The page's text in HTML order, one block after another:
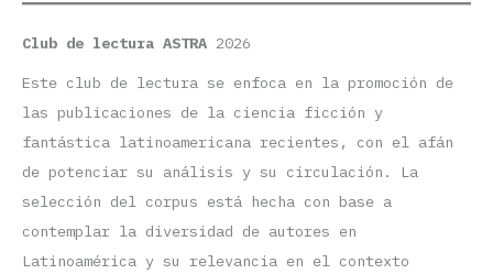
Club de lectura ASTRA 2026
Este club de lectura se enfoca en la promoción de
las publicaciones de la ciencia ficción y
fantástica latinoamericana recientes, con el afán
de potenciar su análisis y su circulación. La
selección del corpus está hecha con base a
contemplar la diversidad de autores en
Latinoamérica y su relevancia en el contexto